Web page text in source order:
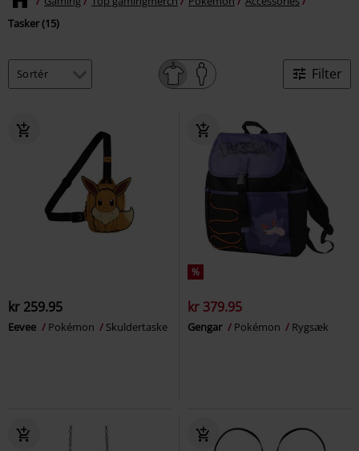
Tasker (15)
Filter
kr 259.95
Eevee Pokémon Skuldertaske
%
kr 379.95
Gengar Pokémon Rygsæk